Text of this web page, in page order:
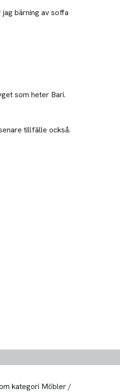
bärning av soffa
som heter Bari.
tillfälle också.
kategori Möbler /